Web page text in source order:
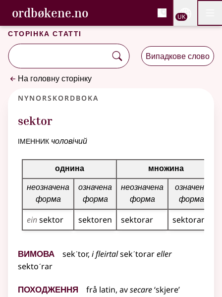
Перейти до основного вмісту
Доступність
ordbøkene.no, Cловник букмола та
Cловник букмола та Словник нюношка
UK
Сторінка статті
Випадкове слово
На головну сторінку
Nynorskordboka
sektor
іменник чоловічий
Таблиця відмінювання для цього іменника
однина
множина
неозначена
форма
означена
форма
неозначена
форма
означена
форма
einsektor sektoren sektorar sektorane
Вимова sekˊtor, ifleirtalsekˊtorareller
sektoˊrar
Походження frå latin, avsecare‘skjere’